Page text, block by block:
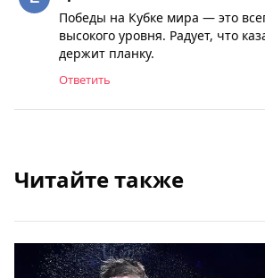
Победы на Кубке мира — это
высокого уровня. Радует, что
держит планку.
Ответить
Читайте также